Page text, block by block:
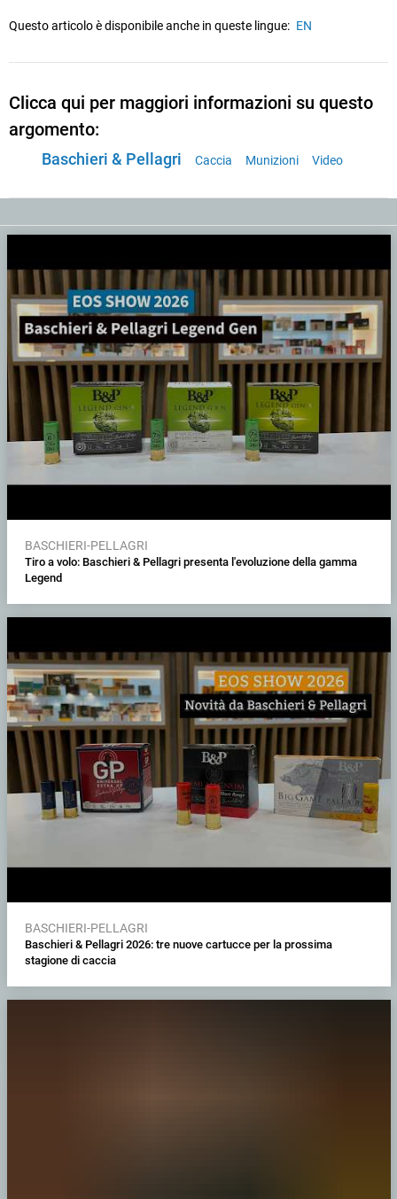
Questo articolo è disponibile anche in queste lingue: EN
Clicca qui per maggiori informazioni su questo
argomento:
Baschieri & Pellagri Caccia Munizioni Video
BASCHIERI-PELLAGRI
Tiro a volo: Baschieri & Pellagri presenta l'evoluzione della gamma
Legend
BASCHIERI-PELLAGRI
Baschieri & Pellagri 2026: tre nuove cartucce per la prossima
stagione di caccia